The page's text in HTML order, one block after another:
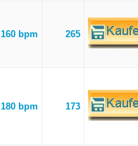
160 bpm 265
180 bpm 173